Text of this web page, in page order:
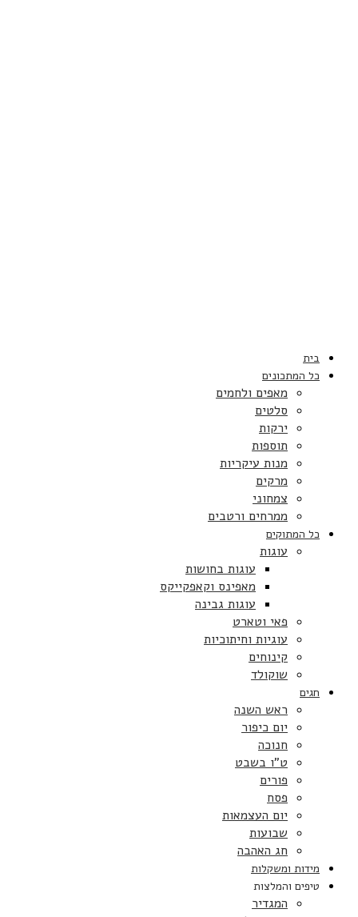
בית
כל המתכונים
מאפים ולחמים
סלטים
ירקות
תוספות
מנות עיקריות
מרקים
צמחוני
ממרחים ורטבים
כל המתוקים
עוגות
עוגות בחושות
מאפינס וקאפקייקס
עוגות גבינה
פאי וטארט
עוגיות וחיתוכיות
קינוחים
שוקולד
חגים
ראש השנה
יום כיפור
חנוכה
ט”ו בשבט
פורים
פסח
יום העצמאות
שבועות
חג האהבה
מידות ומשקלות
טיפים והמלצות
המגדיר